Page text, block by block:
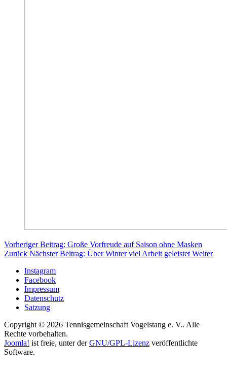
Vorheriger Beitrag: Große Vorfreude auf Saison ohne Masken
Zurück Nächster Beitrag: Über Winter viel Arbeit geleistet Weiter
Instagram
Facebook
Impressum
Datenschutz
Satzung
Copyright © 2026 Tennisgemeinschaft Vogelstang e. V.. Alle
Rechte vorbehalten.
Joomla! ist freie, unter derGNU/GPL-Lizenz veröffentlichte
Software.